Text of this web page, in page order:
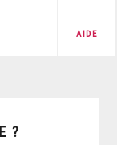
AIDE
?